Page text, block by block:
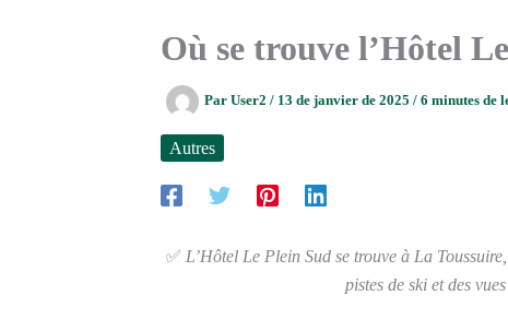
Où se trouve l’Hôtel
Par User2 / 13 de janvier de 2025 / 6 minutes de
Autres
✅ L’Hôtel Le Plein Sud se trouve à La
pistes de ski et des